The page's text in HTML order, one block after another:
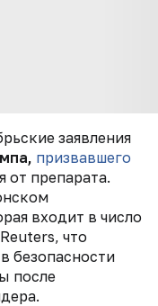
заявления
призвавшего
от препарата.
входит в число
что
безопасности
после